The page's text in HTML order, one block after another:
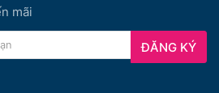
mãi
ĐĂNG KÝ